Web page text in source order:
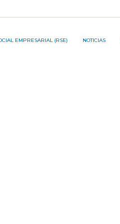
EMPRESARIAL (RSE) NOTICIAS
®️